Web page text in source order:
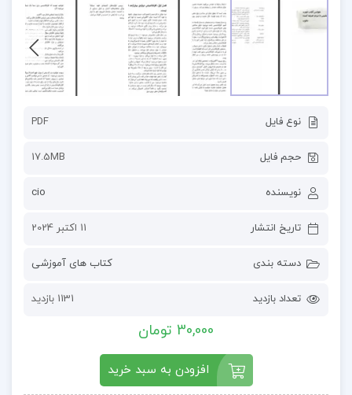
نوع فایل PDF
حجم فایل 17.5MB
نویسنده cio
تاریخ انتشار 11 اکتبر 2024
دسته بندی کتاب های آموزشی
تعداد بازدید 1131 بازدید
30,000 تومان
افزودن به سبد خرید